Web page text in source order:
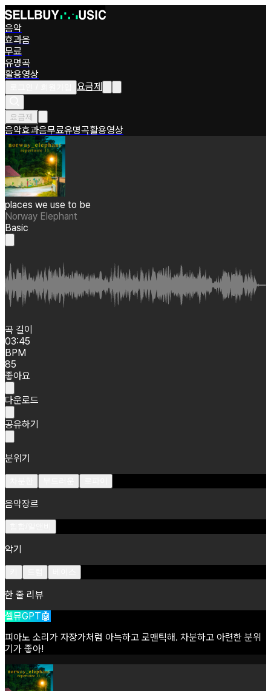
음악
효과음
무료
유명곡
활용영상
요금제
요금제
음악효과음무료유명곡활용영상
places we use to be
Norway Elephant
Basic
곡 길이
03:45
BPM
85
좋아요
다운로드
공유하기
분위기
음악장르
악기
한 줄 리뷰
셀뮤GPT🤖
피아노 소리가 자장가처럼 아늑하고 로맨틱해. 차분하고 아련한 분위
기가 좋아!